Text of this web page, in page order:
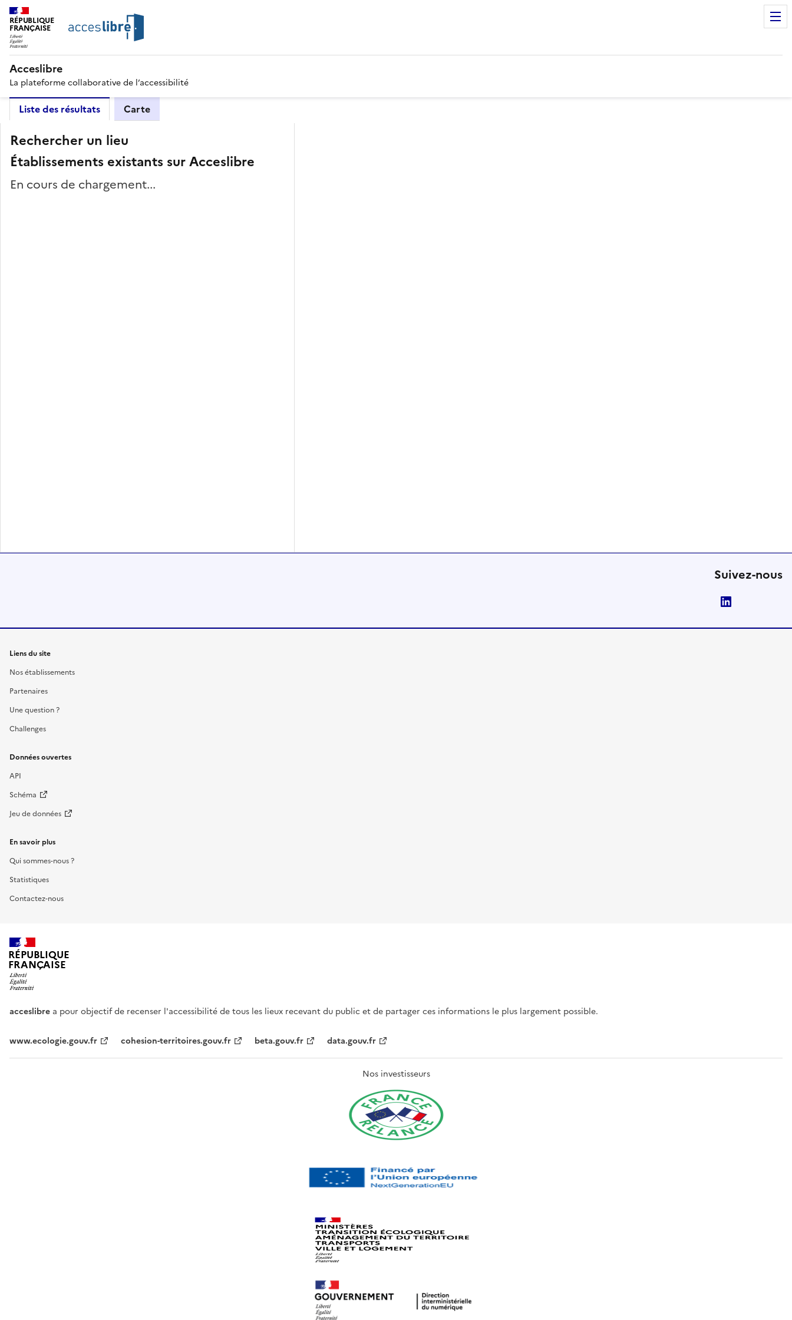
RÉPUBLIQUE
FRANÇAISE
Acceslibre
La plateforme collaborative de l’accessibilité
Liste des résultats Carte
Rechercher un lieu
Établissements existants sur Acceslibre
En cours de chargement...
Suivez-nous
Liens du site
Nos établissements
Partenaires
Une question ?
Challenges
Données ouvertes
API
Schéma
Jeu de données
En savoir plus
Qui sommes-nous ?
Statistiques
Contactez-nous
RÉPUBLIQUE
FRANÇAISE
acceslibre a pour objectif de recenser l'accessibilité de tous les lieux recevant du public et de partager ces informations le plus largement possible.
www.ecologie.gouv.fr cohesion-territoires.gouv.fr beta.gouv.fr data.gouv.fr
Nos investisseurs